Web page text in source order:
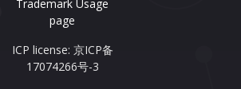
Trademark Usage
page
ICP license: 京ICP备
17074266号-3